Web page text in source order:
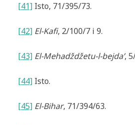
[41]Isto, 71/395/73.
[42] El-Kafi, 2/100/7 i 9.
[43] El-Mehadždžetu-l-bejda’,
[44]Isto.
[45] El-Bihar, 71/394/63.